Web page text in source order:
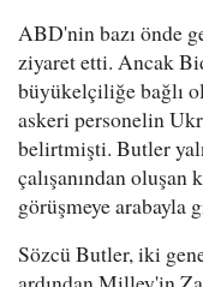
ABD'nin bazı önde
ziyaret etti. Ancak
büyükelçiliğe bağlı
askeri personelin
belirtmişti. Butler
çalışanından
görüşmeye arabayla
Sözcü Butler, iki